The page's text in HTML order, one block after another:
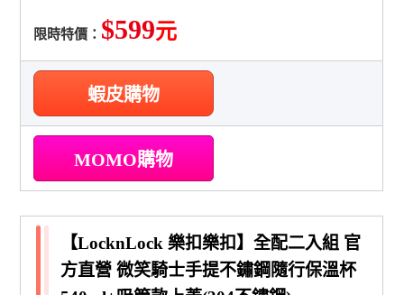
限時特價： $599元
蝦皮購物
MOMO購物
【LocknLock 樂扣樂扣】全配二入組 官
方直營 微笑騎士手提不鏽鋼隨行保溫杯